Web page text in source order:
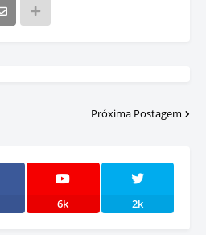
Próxima Postagem
6k 2k